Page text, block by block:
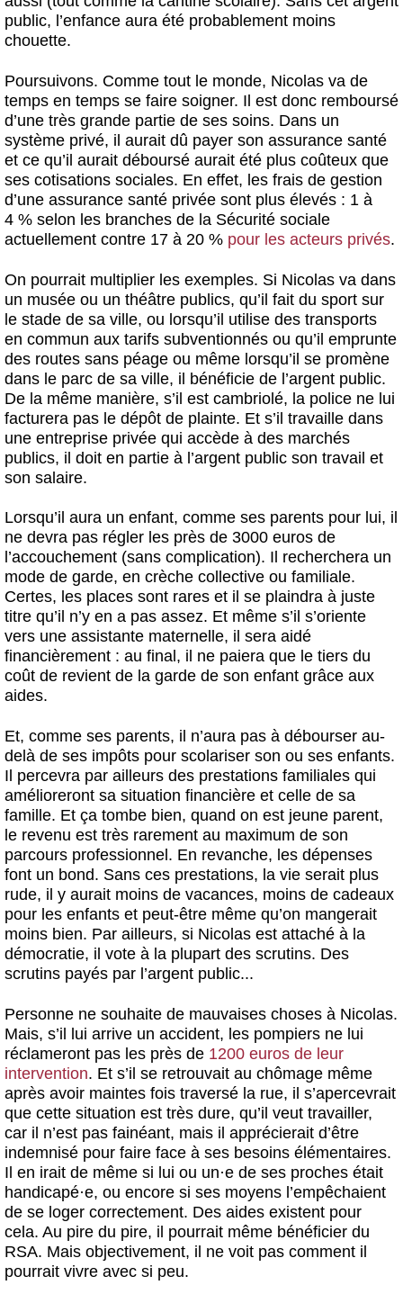
public, l’enfance aura été probablement moins
chouette.
Poursuivons. Comme tout le monde, Nicolas va de
temps en temps se faire soigner. Il est donc remboursé
d’une très grande partie de ses soins. Dans un
système privé, il aurait dû payer son assurance santé
et ce qu’il aurait déboursé aurait été plus coûteux que
ses cotisations sociales. En effet, les frais de gestion
d’une assurance santé privée sont plus élevés : 1 à
4 % selon les branches de la Sécurité sociale
actuellement contre 17 à 20 % pour les acteurs privés.
On pourrait multiplier les exemples. Si Nicolas va dans
un musée ou un théâtre publics, qu’il fait du sport sur
le stade de sa ville, ou lorsqu’il utilise des transports
en commun aux tarifs subventionnés ou qu’il emprunte
des routes sans péage ou même lorsqu’il se promène
dans le parc de sa ville, il bénéficie de l’argent public.
De la même manière, s’il est cambriolé, la police ne lui
facturera pas le dépôt de plainte. Et s’il travaille dans
une entreprise privée qui accède à des marchés
publics, il doit en partie à l’argent public son travail et
son salaire.
Lorsqu’il aura un enfant, comme ses parents pour lui, il
ne devra pas régler les près de 3000 euros de
l’accouchement (sans complication). Il recherchera un
mode de garde, en crèche collective ou familiale.
Certes, les places sont rares et il se plaindra à juste
titre qu’il n’y en a pas assez. Et même s’il s’oriente
vers une assistante maternelle, il sera aidé
financièrement : au final, il ne paiera que le tiers du
coût de revient de la garde de son enfant grâce aux
aides.
Et, comme ses parents, il n’aura pas à débourser au-
delà de ses impôts pour scolariser son ou ses enfants.
Il percevra par ailleurs des prestations familiales qui
amélioreront sa situation financière et celle de sa
famille. Et ça tombe bien, quand on est jeune parent,
le revenu est très rarement au maximum de son
parcours professionnel. En revanche, les dépenses
font un bond. Sans ces prestations, la vie serait plus
rude, il y aurait moins de vacances, moins de cadeaux
pour les enfants et peut-être même qu’on mangerait
moins bien. Par ailleurs, si Nicolas est attaché à la
démocratie, il vote à la plupart des scrutins. Des
scrutins payés par l’argent public...
Personne ne souhaite de mauvaises choses à Nicolas.
Mais, s’il lui arrive un accident, les pompiers ne lui
réclameront pas les près de 1200 euros de leur
intervention. Et s’il se retrouvait au chômage même
après avoir maintes fois traversé la rue, il s’apercevrait
que cette situation est très dure, qu’il veut travailler,
car il n’est pas fainéant, mais il apprécierait d’être
indemnisé pour faire face à ses besoins élémentaires.
Il en irait de même si lui ou un·e de ses proches était
handicapé·e, ou encore si ses moyens l’empêchaient
de se loger correctement. Des aides existent pour
cela. Au pire du pire, il pourrait même bénéficier du
RSA. Mais objectivement, il ne voit pas comment il
pourrait vivre avec si peu.